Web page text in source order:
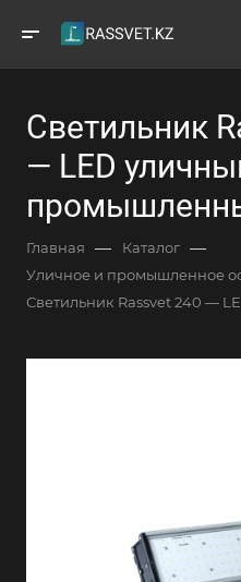
Светильник
— LED
Главная — Каталог —
Уличное и промышленное
Светильник Rassvet 240 —